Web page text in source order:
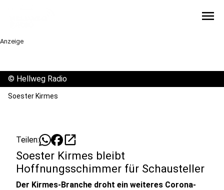
menu
Anzeige
© Hellweg Radio
Soester Kirmes
Teilen: open_in_new
Soester Kirmes bleibt
Hoffnungsschimmer für Schausteller
Der Kirmes-Branche droht ein weiteres Corona-